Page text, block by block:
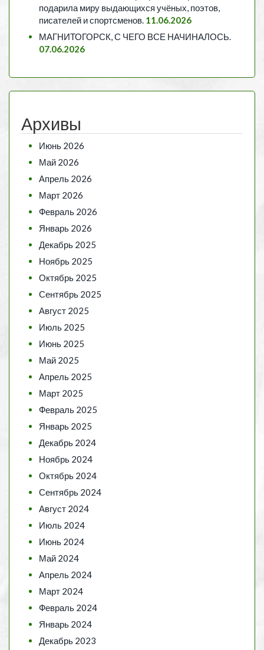
подарила миру выдающихся учёных, поэтов,
писателей и спортсменов. 11.06.2026
МАГНИТОГОРСК, С ЧЕГО ВСЕ НАЧИНАЛОСЬ.
07.06.2026
Архивы
Июнь 2026
Май 2026
Апрель 2026
Март 2026
Февраль 2026
Январь 2026
Декабрь 2025
Ноябрь 2025
Октябрь 2025
Сентябрь 2025
Август 2025
Июль 2025
Июнь 2025
Май 2025
Апрель 2025
Март 2025
Февраль 2025
Январь 2025
Декабрь 2024
Ноябрь 2024
Октябрь 2024
Сентябрь 2024
Август 2024
Июль 2024
Июнь 2024
Май 2024
Апрель 2024
Март 2024
Февраль 2024
Январь 2024
Декабрь 2023